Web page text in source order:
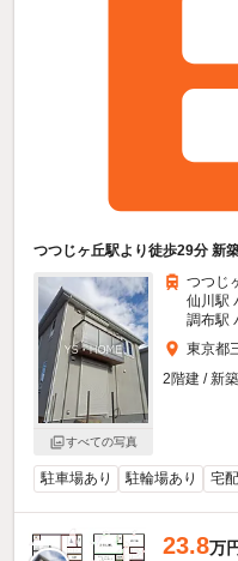
つつじヶ丘駅より徒歩29分 新
すべての写真
つつじ
仙川駅
調布駅
東京都
2階建 / 新
駐車場あり 駐輪場あり 宅
23.8万